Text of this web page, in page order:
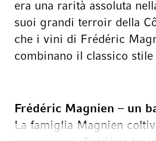
era una rarità assoluta
suoi grandi terroir della
che i vini di Frédéric
combinano il classico
Frédéric Magnien – un
La famiglia Magnien